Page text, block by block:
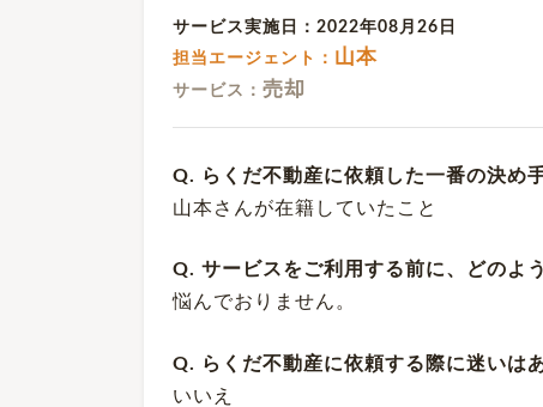
サービス実施日：2022年08月26日
担当エージェント： 山本
サービス： 売却
Q. らくだ不動産に依頼した一番の決め
山本さんが在籍していたこと
Q. サービスをご利用する前に、どのよ
悩んでおりません。
Q. らくだ不動産に依頼する際に迷いは
いいえ